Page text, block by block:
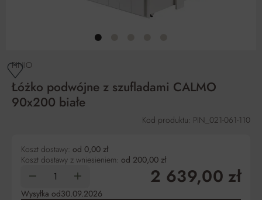
PINIO
Łóżko podwójne z szufladami CALMO
90x200 białe
Kod produktu: PIN_021-061-110
Koszt dostawy: od 0,00 zł
Koszt dostawy z wniesieniem: od 200,00 zł
2 639,00 zł
Wysyłka od30.09.2026